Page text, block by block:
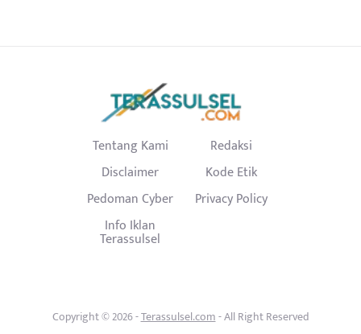
Tentang Kami
Redaksi
Disclaimer
Kode Etik
Pedoman Cyber
Privacy Policy
Info Iklan
Terassulsel
Copyright © 2026 -Terassulsel.com- All Right Reserved